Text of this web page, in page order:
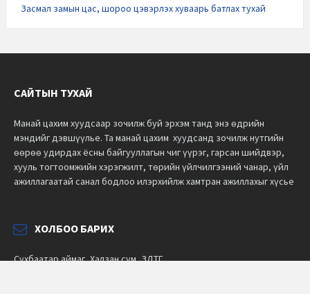
Засмал замын цас, шороо цэвэрлэх хуваарь батлах тухай
САЙТЫН ТУХАЙ
Манай цахим хуудсаар зочилж буй эрхэм танд энэ өдрийн
мэндийг дэвшүүлье. Та манай цахим хуудсанд зочилж нутгийн
өөрөө удирдах ёсны байгууллагын чиг үүрэг, гарсан шийдвэр,
хууль тогтоомжийн хэрэгжилт, төрийн үйлчилгээний чанар, үйл
ажиллагаатай санал бодлоо илэрхийлж хамтран ажиллахыг хүсье
ХОЛБОО БАРИХ
Сүхбаатар аймаг, Халзан сум, ЗДТГ